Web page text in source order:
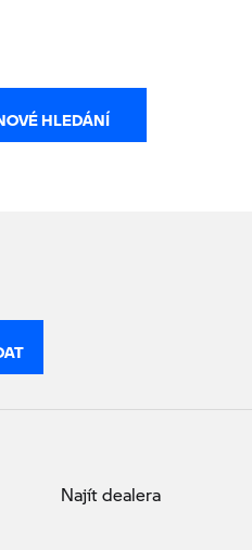
HLEDÁNÍ
Najít dealera